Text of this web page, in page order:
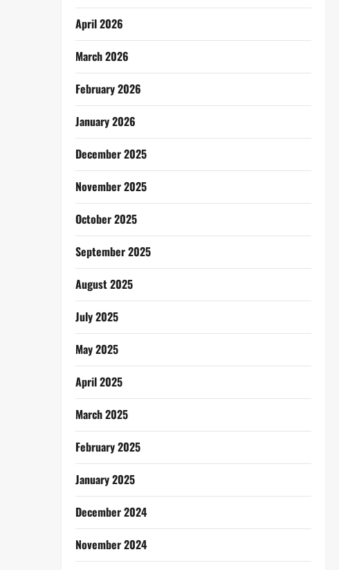
April 2026
March 2026
February 2026
January 2026
December 2025
November 2025
October 2025
September 2025
August 2025
July 2025
May 2025
April 2025
March 2025
February 2025
January 2025
December 2024
November 2024